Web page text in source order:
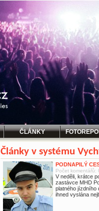
ČLÁNKY
Články v systému
PODNAPILÝ
Počet komentářů:
V neděli, krátce
zastávce MHD
platného jízdního
ihned vyslána